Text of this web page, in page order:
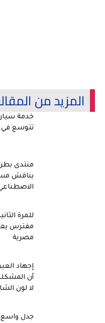
المزيد من
خدمة
تتوسع في
منتدى
يناقش
للمرة
مصرية
إجهاد
أن
لا لون
جدل واسع